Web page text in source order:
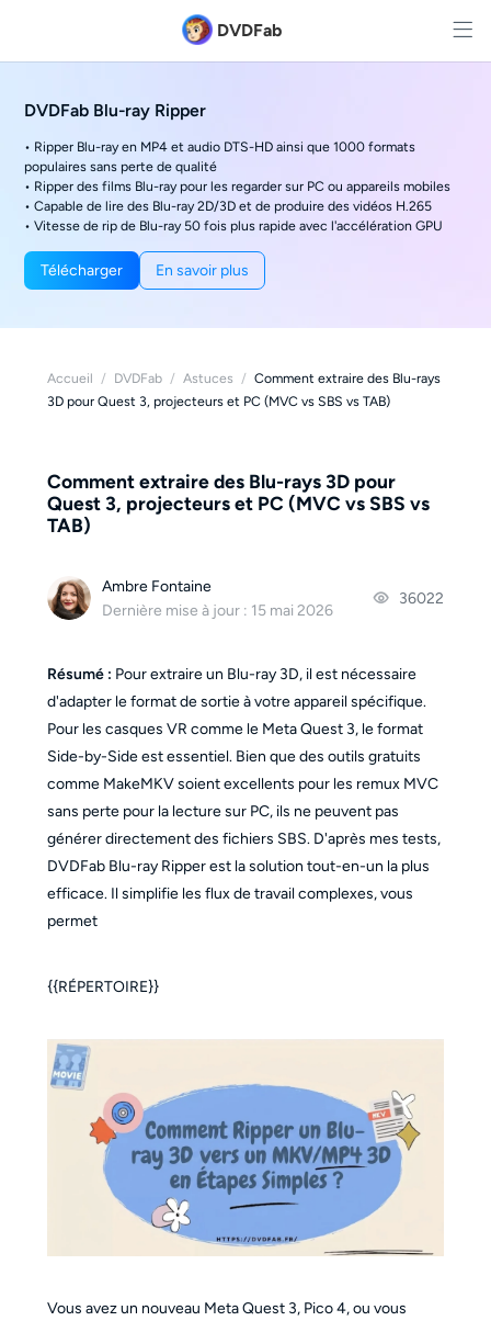
DVDFab
DVDFab Blu-ray Ripper
• Ripper Blu-ray en MP4 et audio DTS-HD ainsi que 1000 formats
populaires sans perte de qualité
• Ripper des films Blu-ray pour les regarder sur PC ou appareils mobiles
• Capable de lire des Blu-ray 2D/3D et de produire des vidéos H.265
• Vitesse de rip de Blu-ray 50 fois plus rapide avec l'accélération GPU
Télécharger En savoir plus
Accueil / DVDFab / Astuces / Comment extraire des Blu-rays
3D pour Quest 3, projecteurs et PC (MVC vs SBS vs TAB)
Comment extraire des Blu-rays 3D pour
Quest 3, projecteurs et PC (MVC vs SBS vs
TAB)
Ambre Fontaine
Dernière mise à jour : 15 mai 2026
36022
Résumé : Pour extraire un Blu-ray 3D, il est nécessaire
d'adapter le format de sortie à votre appareil spécifique.
Pour les casques VR comme le Meta Quest 3, le format
Side-by-Side est essentiel. Bien que des outils gratuits
comme MakeMKV soient excellents pour les remux MVC
sans perte pour la lecture sur PC, ils ne peuvent pas
générer directement des fichiers SBS. D'après mes tests,
DVDFab Blu-ray Ripper est la solution tout-en-un la plus
efficace. Il simplifie les flux de travail complexes, vous
permet
{{RÉPERTOIRE}}
Vous avez un nouveau Meta Quest 3, Pico 4, ou vous